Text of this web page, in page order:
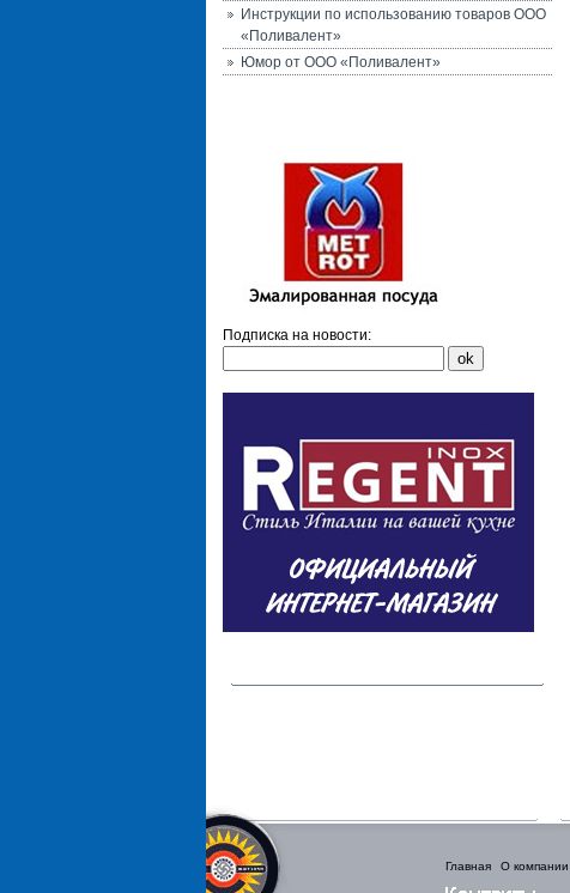
Инструкции по использованию товаров ООО
«Поливалент»
Юмор от ООО «Поливалент»
Подписка на новости:
Главная О компании